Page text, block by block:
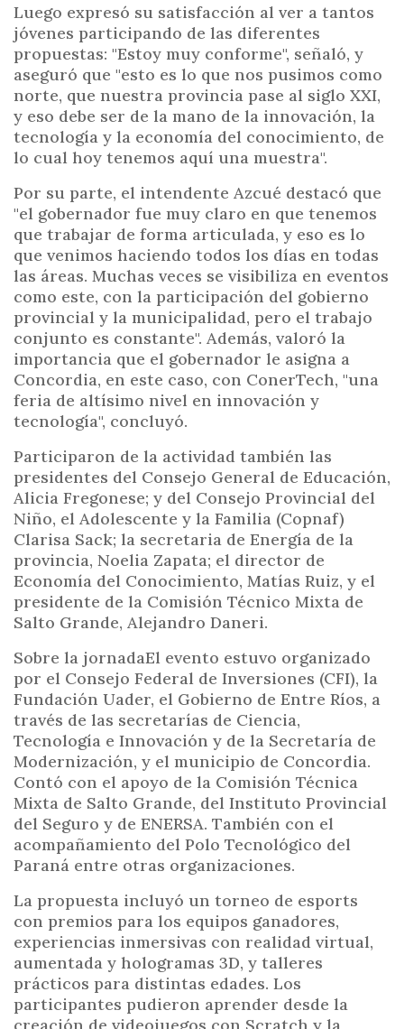
Luego expresó su satisfacción al ver a tantos
jóvenes participando de las diferentes
propuestas: "Estoy muy conforme", señaló, y
aseguró que "esto es lo que nos pusimos como
norte, que nuestra provincia pase al siglo XXI,
y eso debe ser de la mano de la innovación, la
tecnología y la economía del conocimiento, de
lo cual hoy tenemos aquí una muestra".
Por su parte, el intendente Azcué destacó que
"el gobernador fue muy claro en que tenemos
que trabajar de forma articulada, y eso es lo
que venimos haciendo todos los días en todas
las áreas. Muchas veces se visibiliza en eventos
como este, con la participación del gobierno
provincial y la municipalidad, pero el trabajo
conjunto es constante". Además, valoró la
importancia que el gobernador le asigna a
Concordia, en este caso, con ConerTech, "una
feria de altísimo nivel en innovación y
tecnología", concluyó.
Participaron de la actividad también las
presidentes del Consejo General de Educación,
Alicia Fregonese; y del Consejo Provincial del
Niño, el Adolescente y la Familia (Copnaf)
Clarisa Sack; la secretaria de Energía de la
provincia, Noelia Zapata; el director de
Economía del Conocimiento, Matías Ruiz, y el
presidente de la Comisión Técnico Mixta de
Salto Grande, Alejandro Daneri.
Sobre la jornadaEl evento estuvo organizado
por el Consejo Federal de Inversiones (CFI), la
Fundación Uader, el Gobierno de Entre Ríos, a
través de las secretarías de Ciencia,
Tecnología e Innovación y de la Secretaría de
Modernización, y el municipio de Concordia.
Contó con el apoyo de la Comisión Técnica
Mixta de Salto Grande, del Instituto Provincial
del Seguro y de ENERSA. También con el
acompañamiento del Polo Tecnológico del
Paraná entre otras organizaciones.
La propuesta incluyó un torneo de esports
con premios para los equipos ganadores,
experiencias inmersivas con realidad virtual,
aumentada y hologramas 3D, y talleres
prácticos para distintas edades. Los
participantes pudieron aprender desde la
creación de videojuegos con Scratch y la